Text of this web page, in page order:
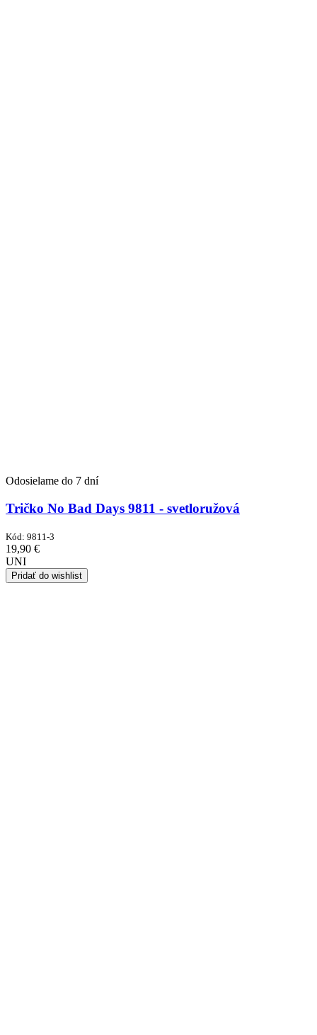
Odosielame do 7 dní
Tričko No Bad Days 9811 - svetloružová
Kód: 9811-3
19,90 €
UNI
Pridať do wishlist